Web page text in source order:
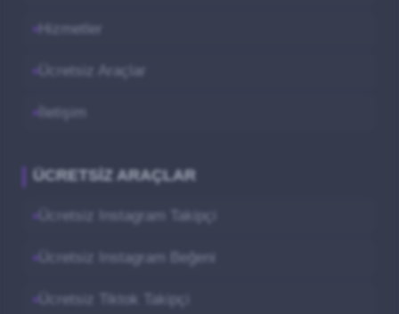
Hizmetler
Ücretsiz Araçlar
İletişim
ÜCRETSIZ ARAÇLAR
Ücretsiz Instagram Takipçi
Ücretsiz Instagram Beğeni
Ücretsiz Tiktok Takipçi